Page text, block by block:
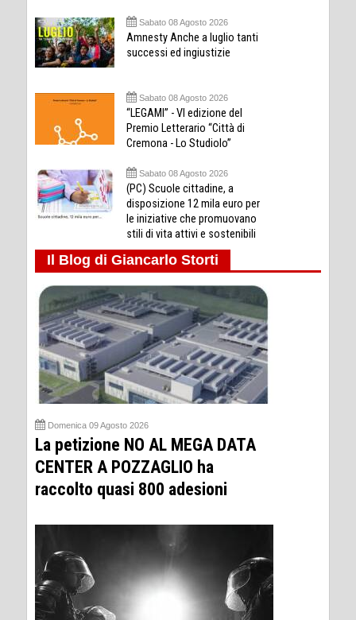
Sabato 08 Agosto 2026
Amnesty Anche a luglio tanti
successi ed ingiustizie
Sabato 08 Agosto 2026
“LEGAMI” - VI edizione del
Premio Letterario “Città di
Cremona - Lo Studiolo”
Sabato 08 Agosto 2026
(PC) Scuole cittadine, a
disposizione 12 mila euro per
le iniziative che promuovano
stili di vita attivi e sostenibili
Il Blog di Giancarlo Storti
Domenica 09 Agosto 2026
La petizione NO AL MEGA DATA
CENTER A POZZAGLIO ha
raccolto quasi 800 adesioni